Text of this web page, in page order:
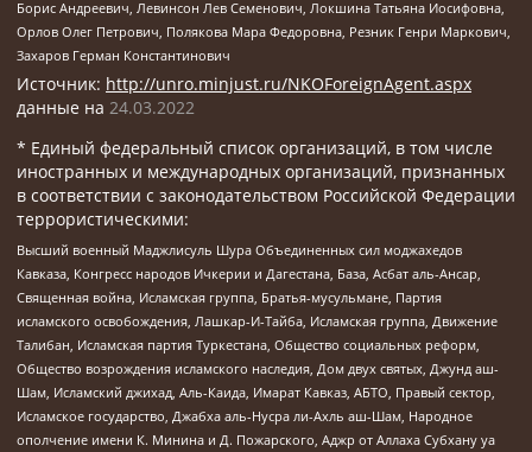
Борис Андреевич, Левинсон Лев Семенович, Локшина Татьяна Иосифовна,
Орлов Олег Петрович, Полякова Мара Федоровна, Резник Генри Маркович,
Захаров Герман Константинович
Источник: http://unro.minjust.ru/NKOForeignAgent.aspx
данные на 24.03.2022
* Единый федеральный список организаций, в том числе
иностранных и международных организаций, признанных
в соответствии с законодательством Российской Федерации
террористическими:
Высший военный Маджлисуль Шура Объединенных сил моджахедов
Кавказа, Конгресс народов Ичкерии и Дагестана, База, Асбат аль-Ансар,
Священная война, Исламская группа, Братья-мусульмане, Партия
исламского освобождения, Лашкар-И-Тайба, Исламская группа, Движение
Талибан, Исламская партия Туркестана, Общество социальных реформ,
Общество возрождения исламского наследия, Дом двух святых, Джунд аш-
Шам, Исламский джихад, Аль-Каида, Имарат Кавказ, АБТО, Правый сектор,
Исламское государство, Джабха аль-Нусра ли-Ахль аш-Шам, Народное
ополчение имени К. Минина и Д. Пожарского, Аджр от Аллаха Субхану уа